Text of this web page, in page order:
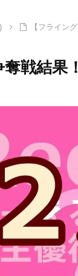
【フライン
奪戦結